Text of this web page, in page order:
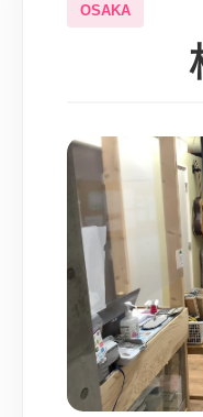
1
ま
大宮駅の
キ（立体
目の前に
右方向へ
OSAKA